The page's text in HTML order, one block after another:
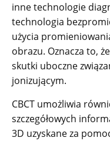
inne technologie
technologia
użycia
obrazu. Oznacza to,
skutki uboczne
jonizującym.
CBCT umożliwia
szczegółowych
3D uzyskane za